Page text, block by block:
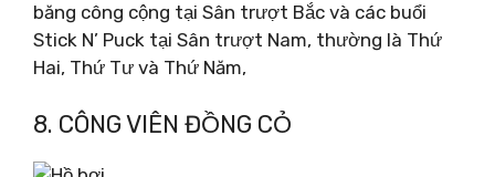
băng công cộng tại Sân trượt Bắc và các buổi
Stick N’ Puck tại Sân trượt Nam, thường là Thứ
Hai, Thứ Tư và Thứ Năm,
8. CÔNG VIÊN ĐỒNG CỎ